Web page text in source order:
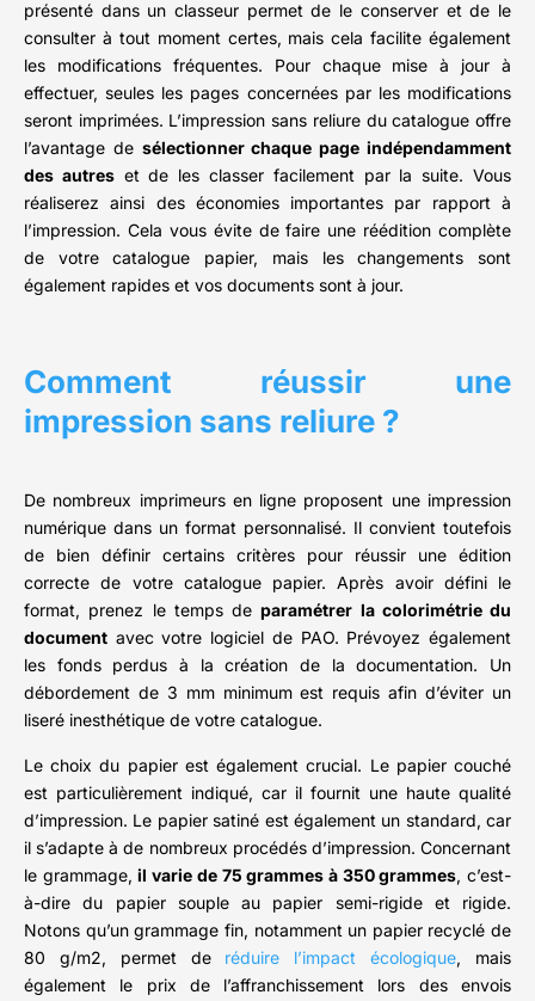
présenté dans un classeur permet de le conserver et de le
consulter à tout moment certes, mais cela facilite également
les modifications fréquentes. Pour chaque mise à jour à
effectuer, seules les pages concernées par les modifications
seront imprimées. L’impression sans reliure du catalogue offre
l’avantage de sélectionner chaque page indépendamment
des autreset de les classer facilement par la suite. Vous
réaliserez ainsi des économies importantes par rapport à
l’impression. Cela vous évite de faire une réédition complète
de votre catalogue papier, mais les changements sont
également rapides et vos documents sont à jour.
Comment réussir une
impression sans reliure ?
De nombreux imprimeurs en ligne proposent une impression
numérique dans un format personnalisé. Il convient toutefois
de bien définir certains critères pour réussir une édition
correcte de votre catalogue papier. Après avoir défini le
format, prenez le temps deparamétrer la colorimétrie du
document avec votre logiciel de PAO. Prévoyez également
les fonds perdus à la création de la documentation. Un
débordement de 3 mm minimum est requis afin d’éviter un
liseré inesthétique de votre catalogue.
Le choix du papier est également crucial. Le papier couché
est particulièrement indiqué, car il fournit une haute qualité
d’impression. Le papier satiné est également un standard, car
il s’adapte à de nombreux procédés d’impression. Concernant
le grammage,il varie de 75 grammes à 350 grammes, c’est-
à-dire du papier souple au papier semi-rigide et rigide.
Notons qu’un grammage fin, notamment un papier recyclé de
80 g/m2, permet de réduire l’impact écologique, mais
également le prix de l’affranchissement lors des envois